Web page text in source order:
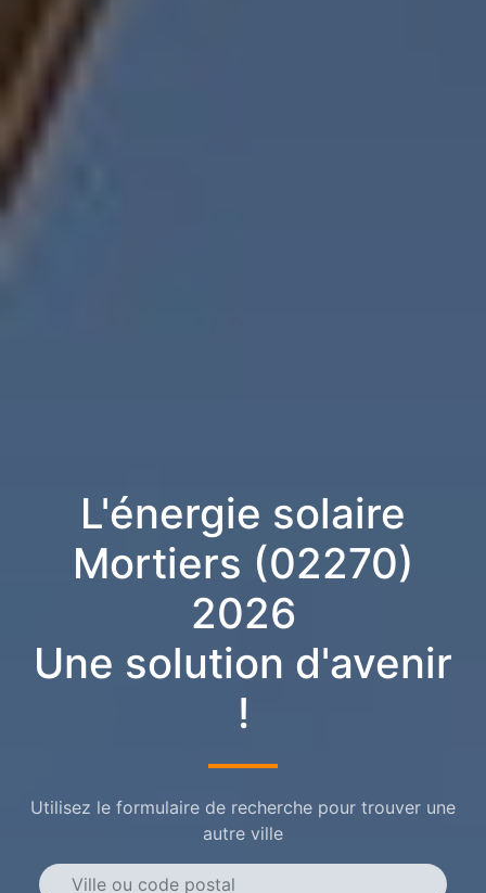
L'énergie solaire
Mortiers (02270)
2026
Une solution d'avenir
!
Utilisez le formulaire de recherche pour trouver une
autre ville